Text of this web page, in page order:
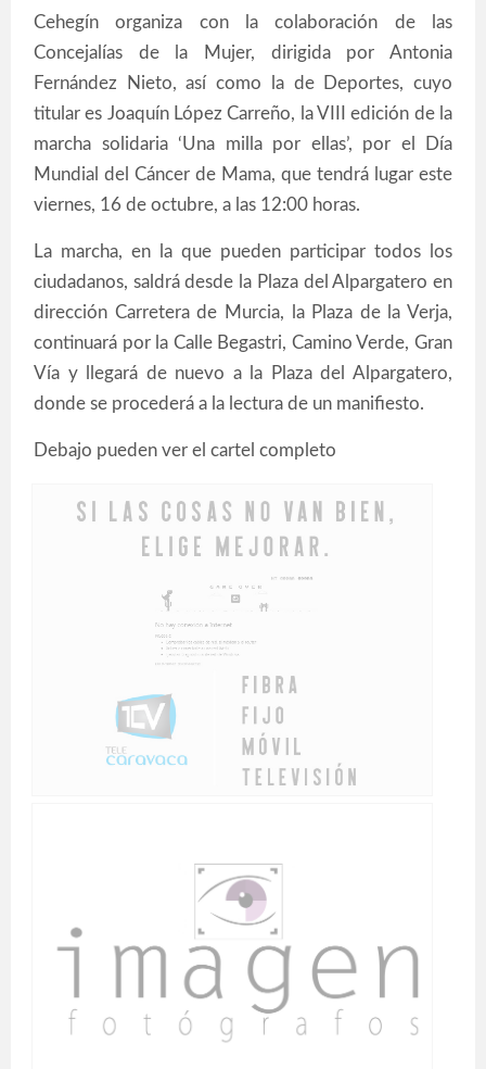
Cehegín organiza con la colaboración de las
Concejalías de la Mujer, dirigida por Antonia
Fernández Nieto, así como la de Deportes, cuyo
titular es Joaquín López Carreño, la VIII edición de la
marcha solidaria ‘Una milla por ellas’, por el Día
Mundial del Cáncer de Mama, que tendrá lugar este
viernes, 16 de octubre, a las 12:00 horas.
La marcha, en la que pueden participar todos los
ciudadanos, saldrá desde la Plaza del Alpargatero en
dirección Carretera de Murcia, la Plaza de la Verja,
continuará por la Calle Begastri, Camino Verde, Gran
Vía y llegará de nuevo a la Plaza del Alpargatero,
donde se procederá a la lectura de un manifiesto.
Debajo pueden ver el cartel completo